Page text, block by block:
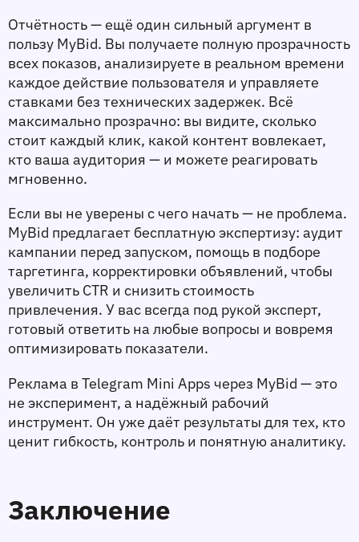
Отчётность — ещё один сильный аргумент в
пользу MyBid. Вы получаете полную прозрачность
всех показов, анализируете в реальном времени
каждое действие пользователя и управляете
ставками без технических задержек. Всё
максимально прозрачно: вы видите, сколько
стоит каждый клик, какой контент вовлекает,
кто ваша аудитория — и можете реагировать
мгновенно.
Если вы не уверены с чего начать — не проблема.
MyBid предлагает бесплатную экспертизу: аудит
кампании перед запуском, помощь в подборе
таргетинга, корректировки объявлений, чтобы
увеличить CTR и снизить стоимость
привлечения. У вас всегда под рукой эксперт,
готовый ответить на любые вопросы и вовремя
оптимизировать показатели.
Реклама в Telegram Mini Apps через MyBid — это
не эксперимент, а надёжный рабочий
инструмент. Он уже даёт результаты для тех, кто
ценит гибкость, контроль и понятную аналитику.
Заключение